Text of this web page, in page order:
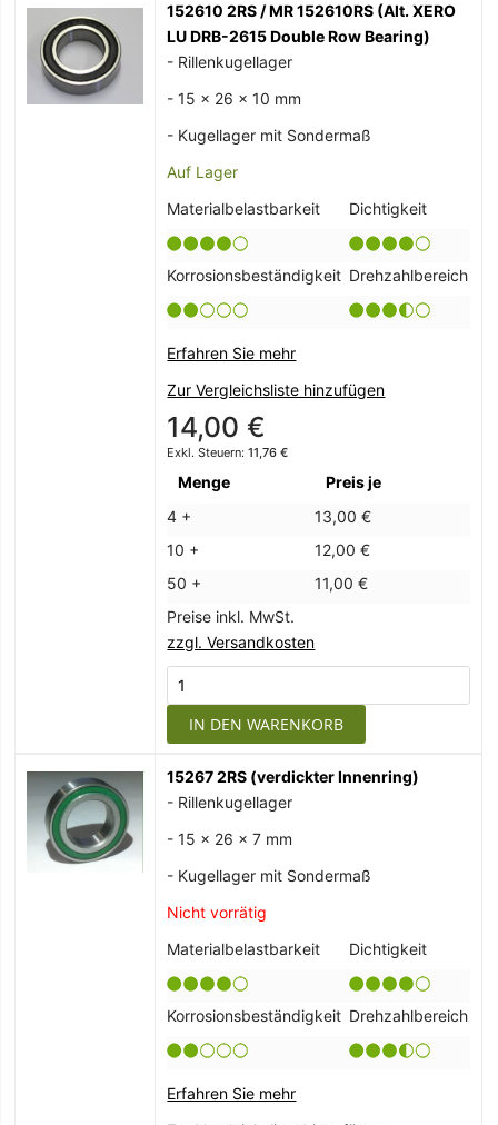
152610 2RS / MR 152610RS (Alt. XERO
LU DRB-2615 Double Row Bearing)
- Rillenkugellager
- 15 x 26 x 10 mm
- Kugellager mit Sondermaß
Auf Lager
Materialbelastbarkeit
Dichtigkeit
Korrosionsbeständigkeit Drehzahlbereich
Erfahren Sie mehr
Zur Vergleichsliste hinzufügen
14,00 €
11,76 €
Menge
Preis je
4 +
13,00 €
10 +
12,00 €
50 +
11,00 €
Preise inkl. MwSt.
zzgl. Versandkosten
IN DEN WARENKORB
15267 2RS (verdickter Innenring)
- Rillenkugellager
- 15 x 26 x 7 mm
- Kugellager mit Sondermaß
Nicht vorrätig
Materialbelastbarkeit
Dichtigkeit
Korrosionsbeständigkeit Drehzahlbereich
Erfahren Sie mehr